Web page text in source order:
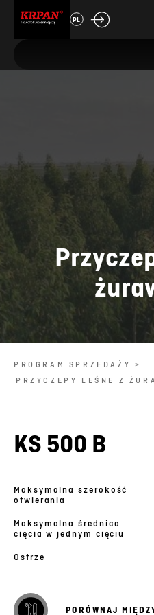
PL
PROGRAM SPRZEDAŻY >
PRZYCZEPY LEŚNE Z
KS 500 B
Maksymalna szerokość
otwierania
Maksymalna średnica
cięcia w jednym cięciu
Ostrze
PORÓWNAJ